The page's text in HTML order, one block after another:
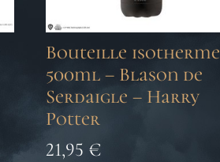
Bouteille isotherme
500ml – Blason de
Serdaigle – Harry
Potter
21,95 €